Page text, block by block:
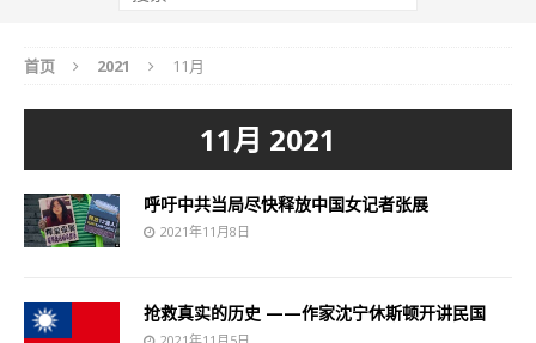
首页 2021 11月
11月 2021
呼吁中共当局尽快释放中国女记者张展
2021年11月8日
抢救真实的历史 ——作家沈宁休斯顿开讲民国